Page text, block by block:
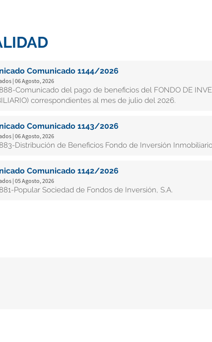
Comunicado 1144/2026
| 06 Agosto, 2026
Comunicado del pago de beneficios del FONDO DE
correspondientes al mes de julio del 2026.
Comunicado 1143/2026
| 06 Agosto, 2026
Distribución de Beneficios Fondo de Inversión
Comunicado 1142/2026
| 05 Agosto, 2026
Popular Sociedad de Fondos de Inversión, S.A.